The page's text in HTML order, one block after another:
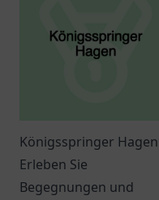
Königsspringer Hagen
Erleben Sie
Begegnungen und